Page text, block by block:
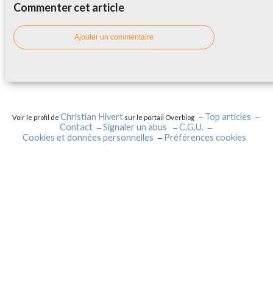
Commenter cet article
Ajouter un commentaire
Voir le profil deChristian Hivert sur le portail Overblog
Top articles
Contact
Signaler un abus
C.G.U.
Cookies et données personnelles
Préférences cookies